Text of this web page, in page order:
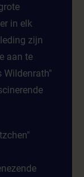
in elk
zijn
aan te
Wildenrath"